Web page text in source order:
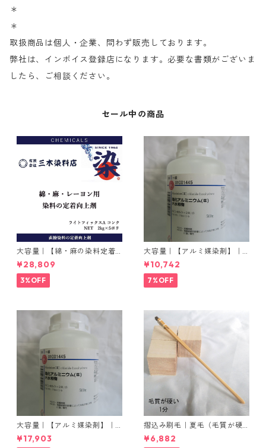
＊
＊
取扱商品は個人・企業、問わず販売しております。
弊社は、インボイス登録店になります。必要な書類がございま
したら、ご相談ください。
セール中の商品
大容量｜【綿・麻の染料定着
向上剤】｜2kg×5本｜ライト
フィックスAコンク
¥28,809
3%OFF
大容量｜【アルミ媒染剤】｜5
00g−3本入り｜塩化アルミニ
ウム
¥10,742
7%OFF
大容量｜【アルミ媒染剤】｜5
00g−5本入り｜塩化アルミニ
ウム
¥17,903
摺込み刷毛｜夏毛（毛質が硬
い）1分｜16本入り＊1セット
¥6,882